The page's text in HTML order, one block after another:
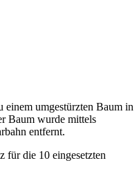
umgestürzten Baum in
Baum wurde mittels
entfernt.
für die 10 eingesetzten